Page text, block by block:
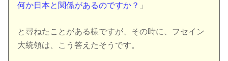
何か日本と関係があるのですか？ 」
と尋ねたことがある様ですが、その時に、フセイン
大統領は、こう答えたそうです。